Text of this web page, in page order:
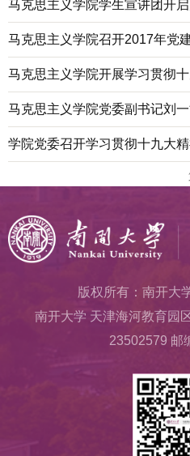
彰推动会
马克思主义学院学生宣讲团开
程
马克思主义学院召开2017年党
马克思主义学院开展学习贯彻
党课
马克思主义学院党委副书记刘
精神主题党课
学院党委召开学习贯彻十九大
版权所有：南开大
南开大学 天津海河教育园
23502579 邮